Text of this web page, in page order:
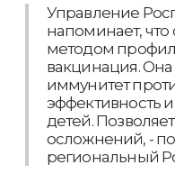
Управление
напоминает,
методом
вакцинация.
иммунитет
эффективность
детей.
осложнений, -
региональный